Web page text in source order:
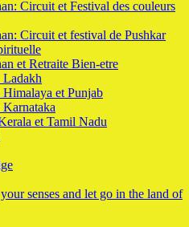
Circuit et Festival des couleurs
Circuit et festival de Pushkar
et Retraite Bien-etre
Ladakh
et Punjab
et Tamil Nadu
senses and let go in the land of